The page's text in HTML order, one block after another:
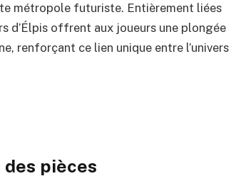
métropole futuriste. Entièrement liées
d’Élpis offrent aux joueurs une plongée
renforçant ce lien unique entre l’univers
pièces